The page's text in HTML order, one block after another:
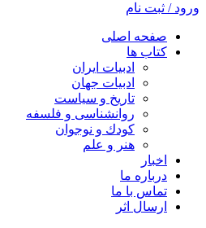
ورود / ثبت نام
صفحه اصلی
کتاب ها
ادبیات ایران
ادبیات جهان
تاریخ و سیاست
روانشناسی و فلسفه
کودك و نوجوان
هنر و علم
اخبار
درباره ما
تماس با ما
ارسال اثر